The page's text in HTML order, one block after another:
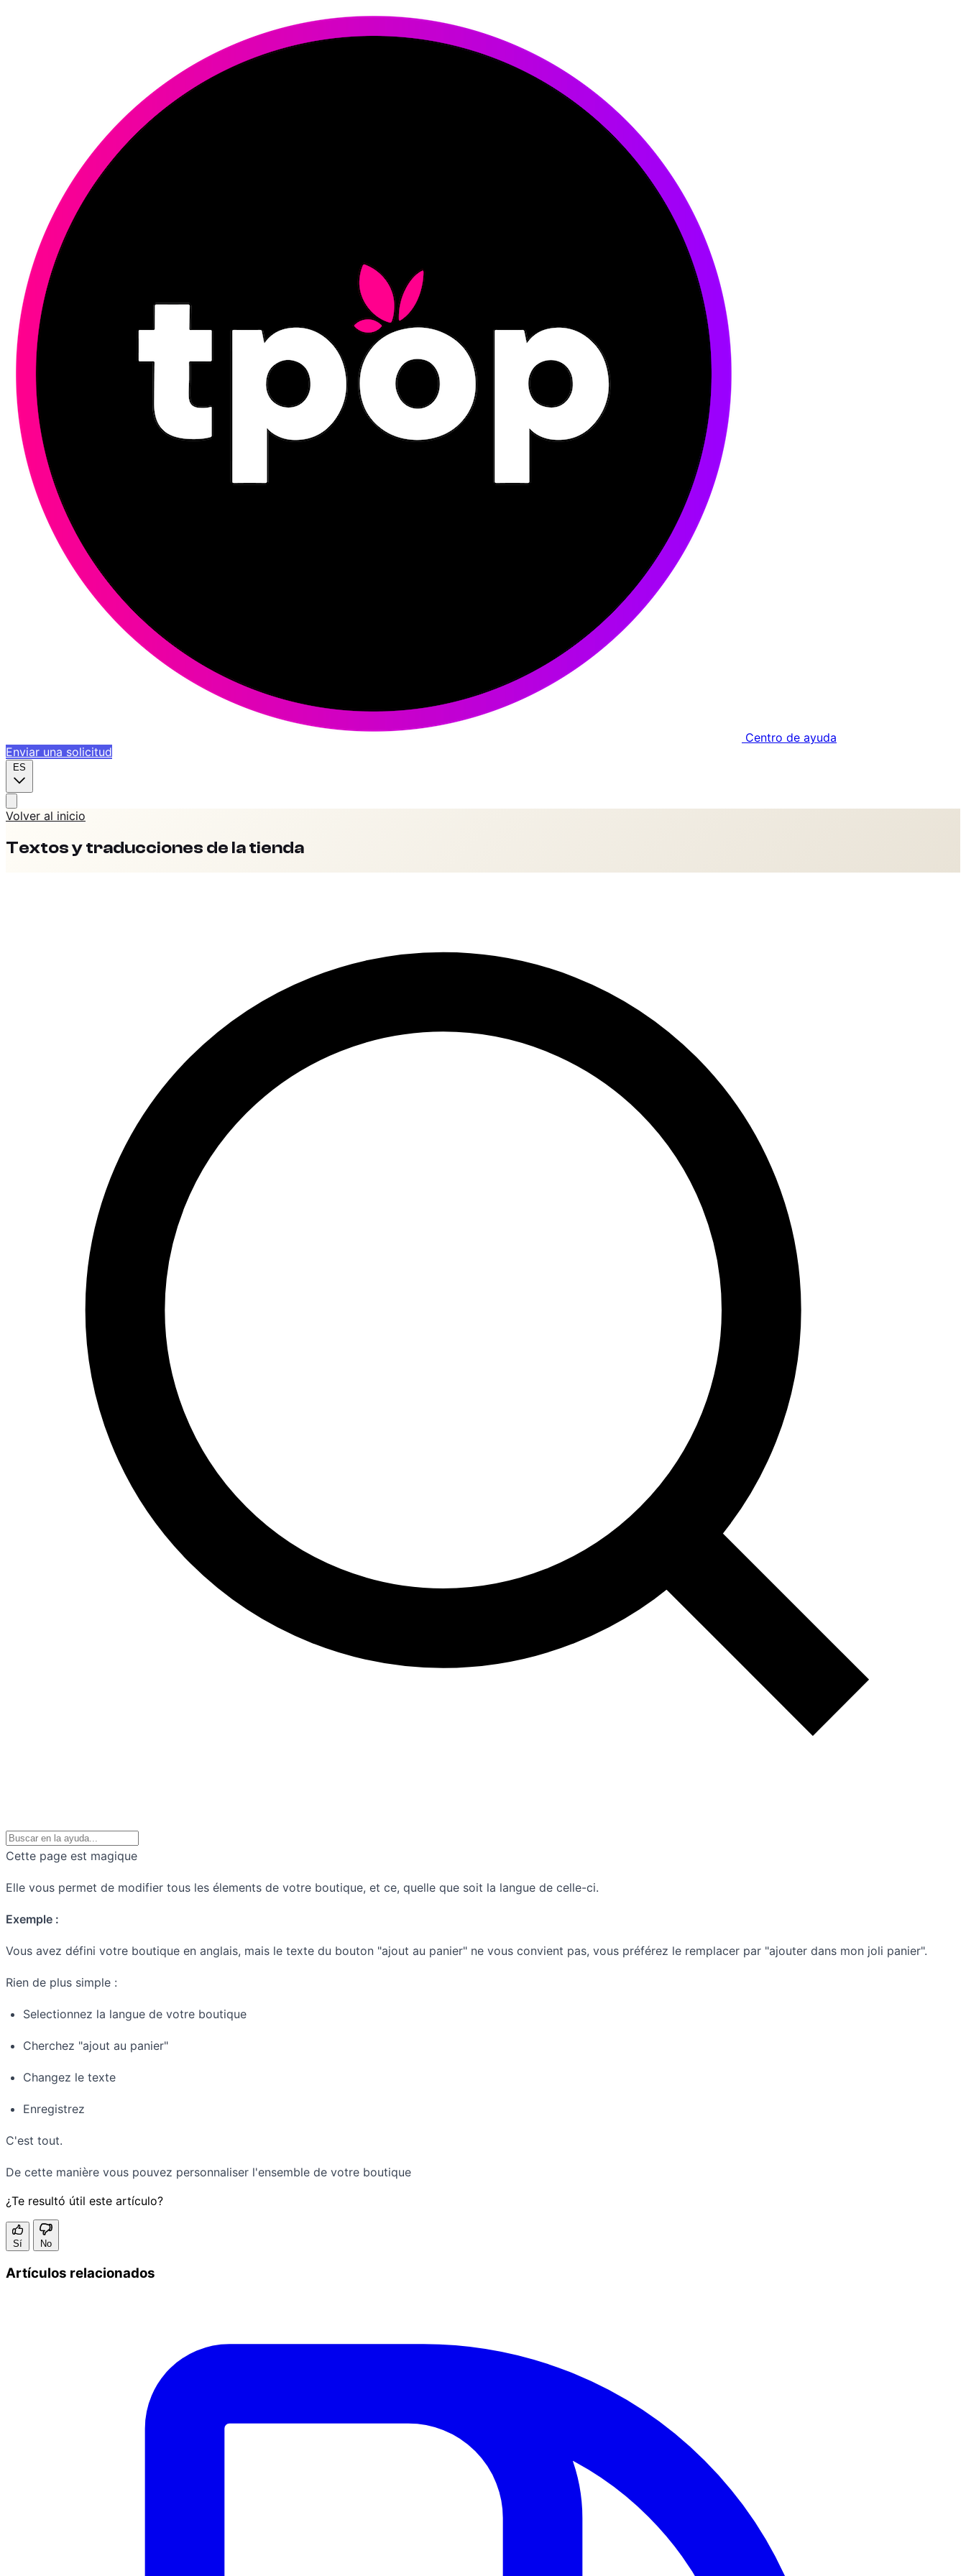
Centro de ayuda
Enviar una solicitud
ES
Volver al inicio
Textos y traducciones de la tienda
Cette page est magique
Elle vous permet de modifier tous les élements de votre boutique, et ce, quelle que soit la langue de celle-ci.
Exemple :
Vous avez défini votre boutique en anglais, mais le texte du bouton "ajout au panier" ne vous convient pas, vous préférez le remplacer par "ajouter dans mon joli panier".
Rien de plus simple :
Selectionnez la langue de votre boutique
Cherchez "ajout au panier"
Changez le texte
Enregistrez
C'est tout.
De cette manière vous pouvez personnaliser l'ensemble de votre boutique
¿Te resultó útil este artículo?
Sí No
Artículos relacionados